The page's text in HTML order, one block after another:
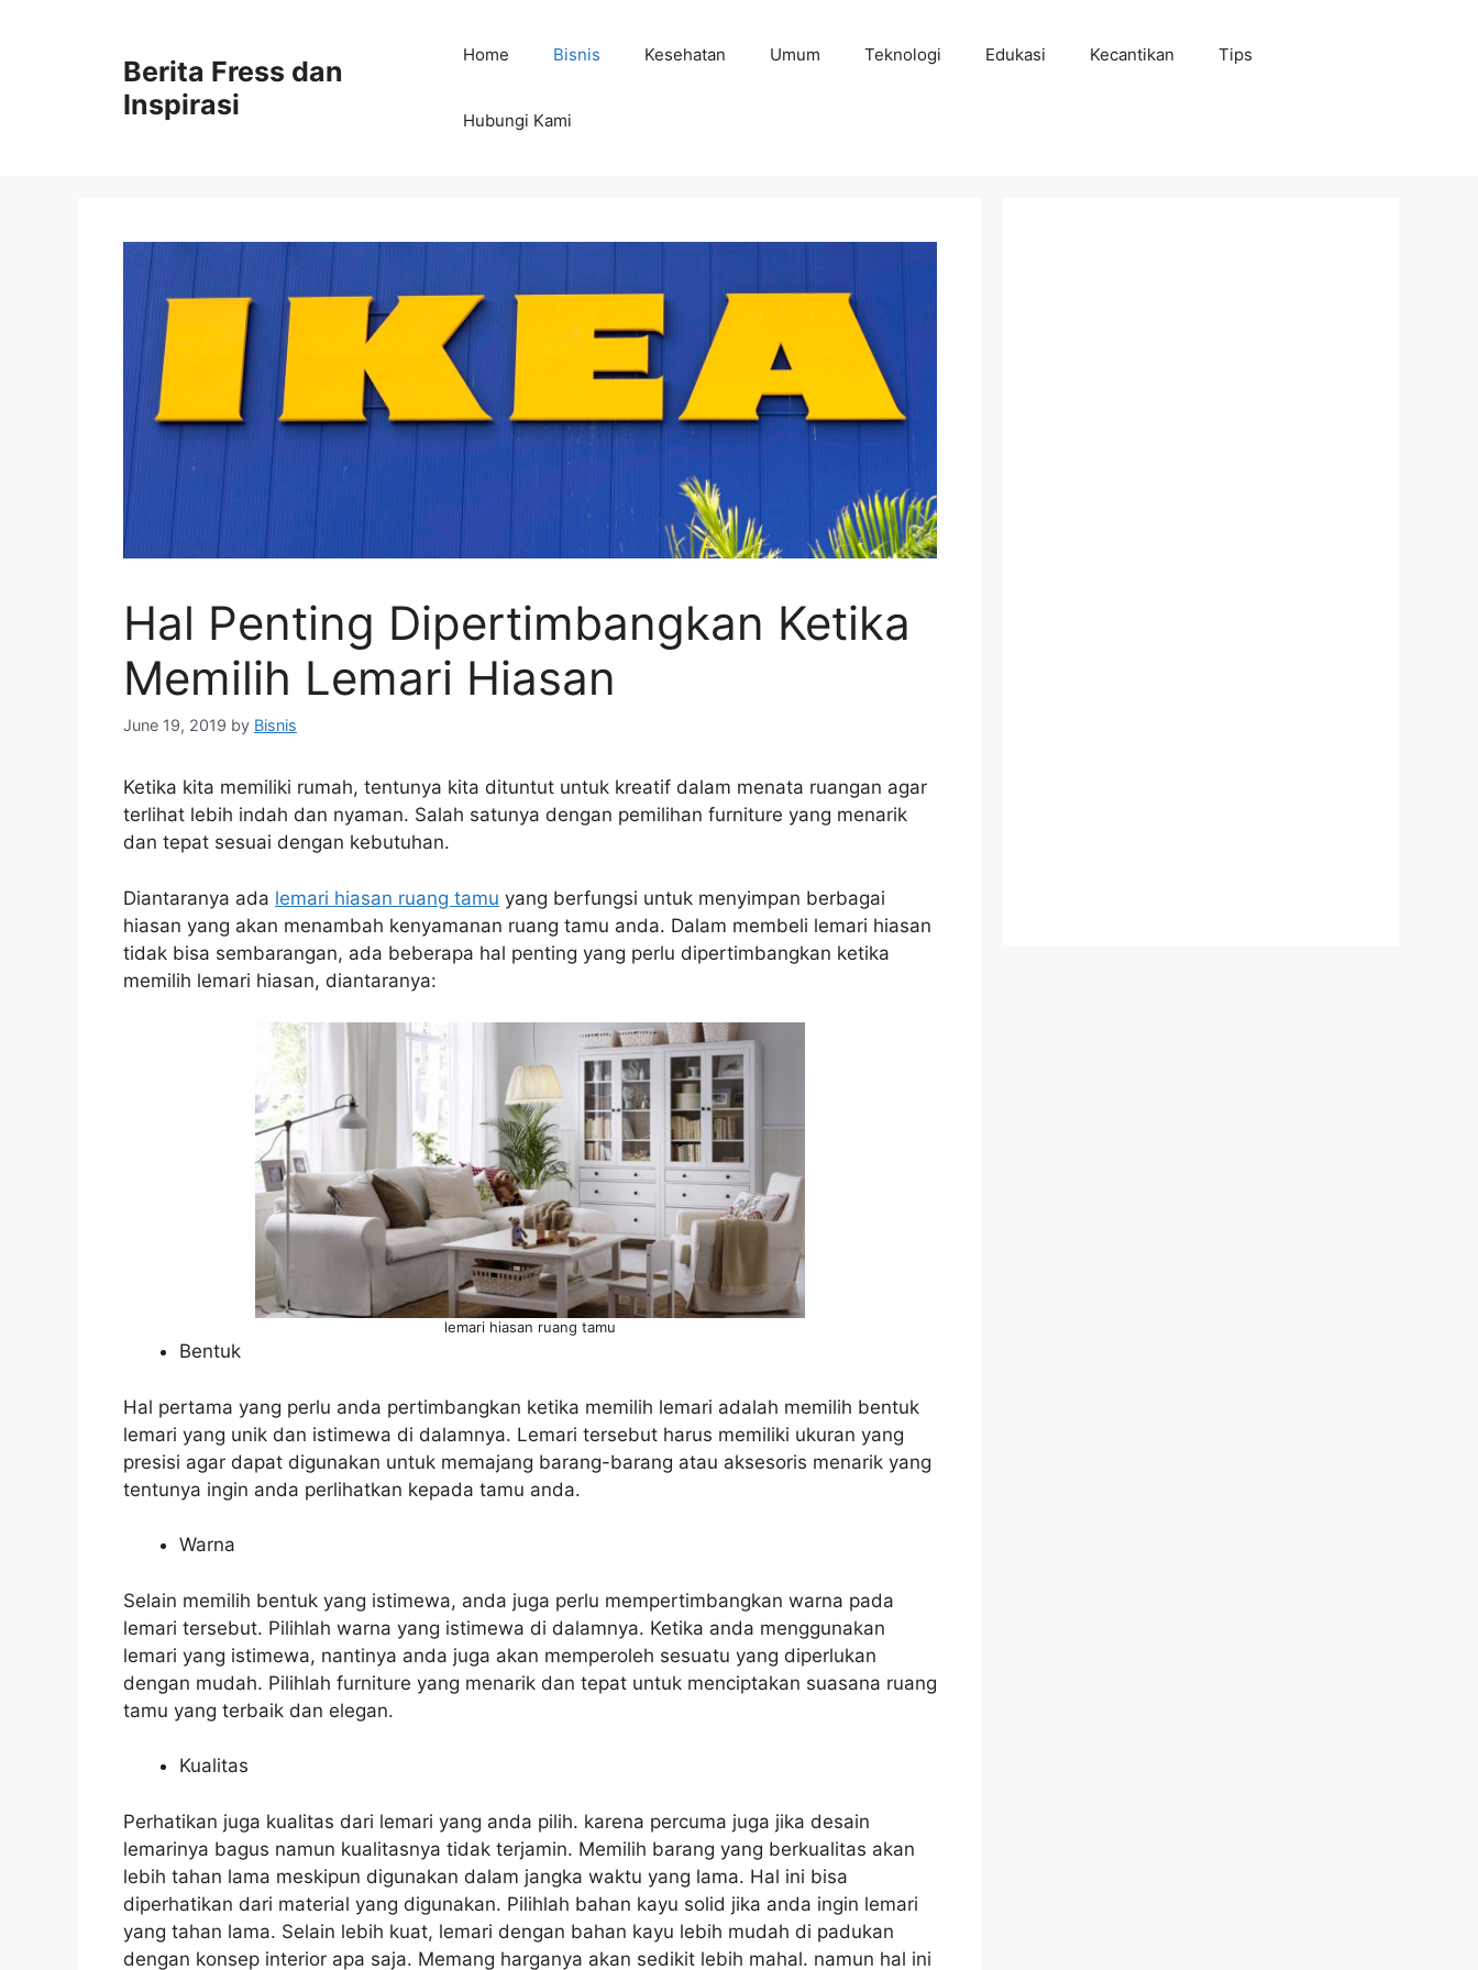
Berita Fress dan
Inspirasi
Home Bisnis Kesehatan Umum Teknologi Edukasi Kecantikan Tips
Hubungi Kami
Hal Penting Dipertimbangkan Ketika
Memilih Lemari Hiasan
June 19, 2019 by Bisnis
Ketika kita memiliki rumah, tentunya kita dituntut untuk kreatif dalam menata ruangan agar
terlihat lebih indah dan nyaman. Salah satunya dengan pemilihan furniture yang menarik
dan tepat sesuai dengan kebutuhan.
Diantaranya ada lemari hiasan ruang tamu yang berfungsi untuk menyimpan berbagai
hiasan yang akan menambah kenyamanan ruang tamu anda. Dalam membeli lemari hiasan
tidak bisa sembarangan, ada beberapa hal penting yang perlu dipertimbangkan ketika
memilih lemari hiasan, diantaranya:
lemari hiasan ruang tamu
Bentuk
Hal pertama yang perlu anda pertimbangkan ketika memilih lemari adalah memilih bentuk
lemari yang unik dan istimewa di dalamnya. Lemari tersebut harus memiliki ukuran yang
presisi agar dapat digunakan untuk memajang barang-barang atau aksesoris menarik yang
tentunya ingin anda perlihatkan kepada tamu anda.
Warna
Selain memilih bentuk yang istimewa, anda juga perlu mempertimbangkan warna pada
lemari tersebut. Pilihlah warna yang istimewa di dalamnya. Ketika anda menggunakan
lemari yang istimewa, nantinya anda juga akan memperoleh sesuatu yang diperlukan
dengan mudah. Pilihlah furniture yang menarik dan tepat untuk menciptakan suasana ruang
tamu yang terbaik dan elegan.
Kualitas
Perhatikan juga kualitas dari lemari yang anda pilih. karena percuma juga jika desain
lemarinya bagus namun kualitasnya tidak terjamin. Memilih barang yang berkualitas akan
lebih tahan lama meskipun digunakan dalam jangka waktu yang lama. Hal ini bisa
diperhatikan dari material yang digunakan. Pilihlah bahan kayu solid jika anda ingin lemari
yang tahan lama. Selain lebih kuat, lemari dengan bahan kayu lebih mudah di padukan
dengan konsep interior apa saja. Memang harganya akan sedikit lebih mahal. namun hal ini